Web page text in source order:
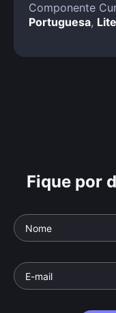
Componente
Portuguesa,
Fique por